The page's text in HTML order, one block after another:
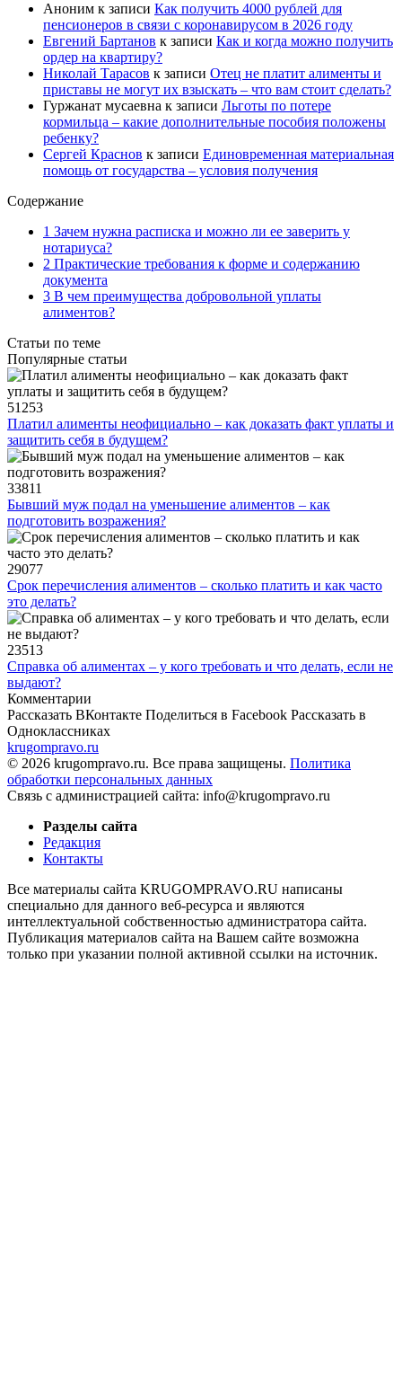
Аноним к записи Как получить 4000 рублей для
пенсионеров в связи с коронавирусом в 2026 году
Евгений Бартанов к записи Как и когда можно получить
ордер на квартиру?
Николай Тарасов к записи Отец не платит алименты и
приставы не могут их взыскать – что вам стоит сделать?
Гуржанат мусаевна к записи Льготы по потере
кормильца – какие дополнительные пособия положены
ребенку?
Сергей Краснов к записи Единовременная материальная
помощь от государства – условия получения
Содержание
1 Зачем нужна расписка и можно ли ее заверить у
нотариуса?
2 Практические требования к форме и содержанию
документа
3 В чем преимущества добровольной уплаты
алиментов?
Статьи по теме
Популярные статьи
51253
Платил алименты неофициально – как доказать факт уплаты и
защитить себя в будущем?
33811
Бывший муж подал на уменьшение алиментов – как
подготовить возражения?
29077
Срок перечисления алиментов – сколько платить и как часто
это делать?
23513
Справка об алиментах – у кого требовать и что делать, если не
выдают?
Комментарии
Рассказать ВКонтакте Поделиться в Facebook Рассказать в
Одноклассниках
krugompravo.ru
© 2026 krugompravo.ru. Все права защищены. Политика
обработки персональных данных
Связь с администрацией сайта: info@krugompravo.ru
Разделы сайта
Редакция
Контакты
Все материалы сайта KRUGOMPRAVO.RU написаны
специально для данного веб-ресурса и являются
интеллектуальной собственностью администратора сайта.
Публикация материалов сайта на Вашем сайте возможна
только при указании полной активной ссылки на источник.